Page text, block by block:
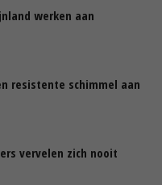
werken aan
resistente schimmel aan
vervelen zich nooit